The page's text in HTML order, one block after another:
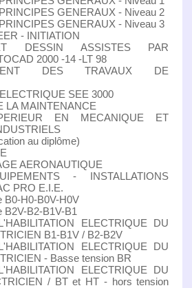
GENERAUX - Niveau 2
GENERAUX - Niveau 3
- INITIATION
DESSIN ASSISTES PAR
2000 -14 -LT 98
DES TRAVAUX DE
SEE 3000
LA MAINTENANCE
EN MECANIQUE ET
au diplôme)
AERONAUTIQUE
- INSTALLATIONS
PRO E.I.E.
B0-H0-B0V-H0V
B2V-B2-B1V-B1
ELECTRIQUE DU
B1-B1V / B2-B2V
ELECTRIQUE DU
- Basse tension BR
ELECTRIQUE DU
/ BT et HT - hors tension